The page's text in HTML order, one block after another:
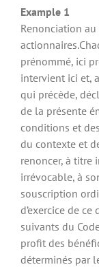
Example 1
Renonciation
prénommé, ici
intervient ici et,
qui précède,
de la présente
conditions et
du contexte et
renoncer, à titre
irrévocable, à
souscription
d’exercice de
suivants du
profit des
déterminés par